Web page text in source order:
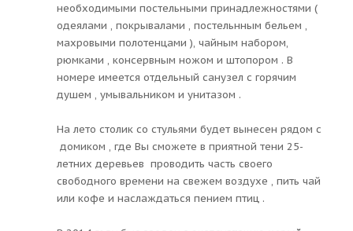
необходимыми постельными принадлежностями (
одеялами , покрывалами , постельнным бельем ,
махровыми полотенцами ), чайным набором,
рюмками , консервным ножом и штопором . В
номере имеется отдельный санузел с горячим
душем , умывальником и унитазом .
На лето столик со стульями будет вынесен рядом с
домиком , где Вы сможете в приятной тени 25-
летних деревьев проводить часть своего
свободного времени на свежем воздухе , пить чай
или кофе и наслаждаться пением птиц .